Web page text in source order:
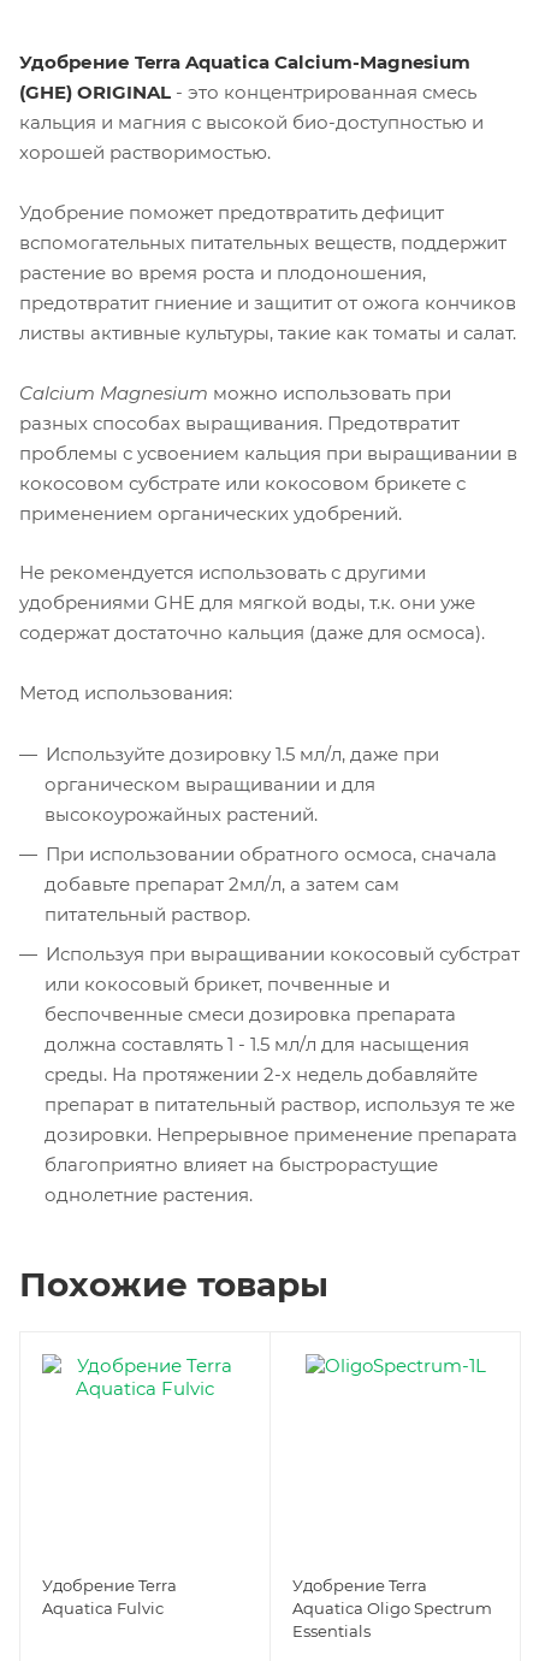
Удобрение Terra Aquatica Calcium-Magnesium
(GHE) ORIGINAL - это концентрированная смесь
кальция и магния с высокой био-доступностью и
хорошей растворимостью.
Удобрение поможет предотвратить дефицит
вспомогательных питательных веществ, поддержит
растение во время роста и плодоношения,
предотвратит гниение и защитит от ожога кончиков
листвы активные культуры, такие как томаты и салат.
Calcium Magnesium можно использовать при
разных способах выращивания. Предотвратит
проблемы с усвоением кальция при выращивании в
кокосовом субстрате или кокосовом брикете с
применением органических удобрений.
Не рекомендуется использовать с другими
удобрениями GHE для мягкой воды, т.к. они уже
содержат достаточно кальция (даже для осмоса).
Метод использования:
Используйте дозировку 1.5 мл/л, даже при
органическом выращивании и для
высокоурожайных растений.
При использовании обратного осмоса, сначала
добавьте препарат 2мл/л, а затем сам
питательный раствор.
Используя при выращивании кокосовый субстрат
или кокосовый брикет, почвенные и
беспочвенные смеси дозировка препарата
должна составлять 1 - 1.5 мл/л для насыщения
среды. На протяжении 2-х недель добавляйте
препарат в питательный раствор, используя те же
дозировки. Непрерывное применение препарата
благоприятно влияет на быстрорастущие
однолетние растения.
Похожие товары
Удобрение Terra
Aquatica Fulvic
Удобрение Terra
Aquatica Oligo Spectrum
Essentials